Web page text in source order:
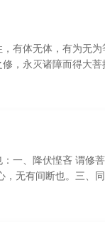
有体无体，有为无为
，永灭诸障而得大菩
一、降伏悭吝 谓修
无有间断也。三、